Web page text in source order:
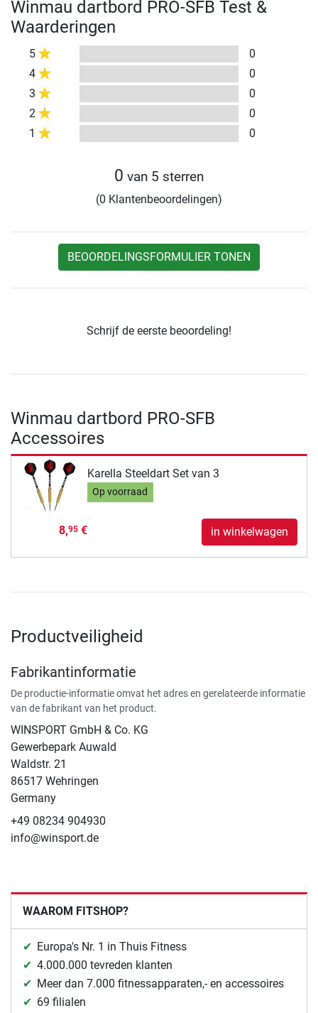
Winmau dartbord PRO-SFB Test &
Waarderingen
5
0
4
0
3
0
2
0
1
0
0 van 5 sterren
(0 Klantenbeoordelingen)
BEOORDELINGSFORMULIER TONEN
Schrijf de eerste beoordeling!
Winmau dartbord PRO-SFB
Accessoires
Karella Steeldart Set van 3
Op voorraad
8,95€ in winkelwagen
Productveiligheid
Fabrikantinformatie
De productie-informatie omvat het adres en gerelateerde informatie
van de fabrikant van het product.
WINSPORT GmbH & Co. KG
Gewerbepark Auwald
Waldstr. 21
86517 Wehringen
Germany
+49 08234 904930
info@winsport.de
WAAROM FITSHOP?
Europa's Nr. 1 in Thuis Fitness
4.000.000 tevreden klanten
Meer dan 7.000 fitnessapparaten,- en accessoires
69 filialen